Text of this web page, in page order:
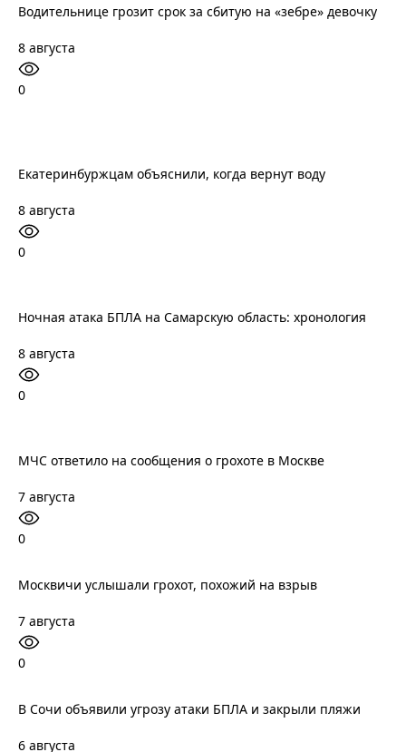
Водительнице грозит срок за сбитую на «зебре» девочку
8 августа
0
Екатеринбуржцам объяснили, когда вернут воду
8 августа
0
Ночная атака БПЛА на Самарскую область: хронология
8 августа
0
МЧС ответило на сообщения о грохоте в Москве
7 августа
0
Москвичи услышали грохот, похожий на взрыв
7 августа
0
В Сочи объявили угрозу атаки БПЛА и закрыли пляжи
6 августа